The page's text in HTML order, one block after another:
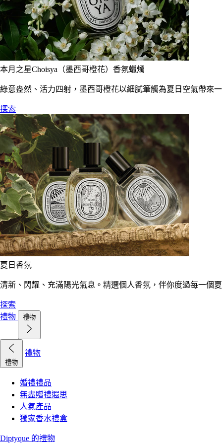
本月之星Choisya（墨西哥橙花）香氛蠟燭
綠意盎然、活力四射，墨西哥橙花以細膩筆觸為夏日空氣帶來
探索
夏日香氛
清新、閃耀、充滿陽光氣息。精選個人香氛，伴你度過每一個
探索
禮物
禮物
禮物
禮物
婚禮禮品
無盡贈禮遐思
人氣產品
獨家香水禮盒
Diptyque 的禮物